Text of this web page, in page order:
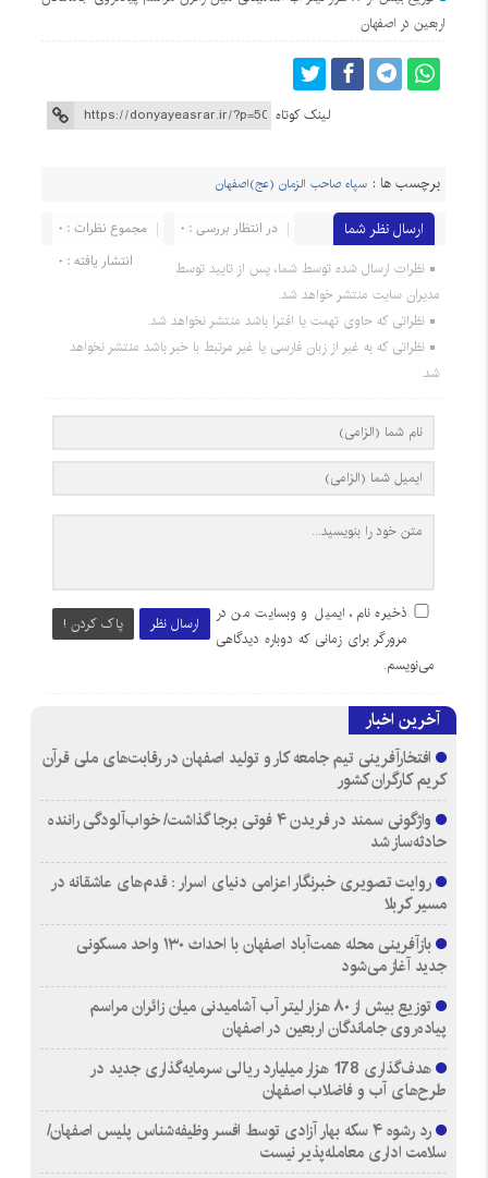
اربعین در اصفهان
لینک کوتاه
برچسب ها : سپاه صاحب الزمان (عج)اصفهان
ارسال نظر شما مجموع نظرات : 0
در انتظار بررسی : 0
انتشار یافته : 0
نظرات ارسال شده توسط شما، پس از تایید توسط
مدیران سایت منتشر خواهد شد.
نظراتی که حاوی تهمت یا افترا باشد منتشر نخواهد شد.
نظراتی که به غیر از زبان فارسی یا غیر مرتبط با خبر باشد منتشر نخواهد
شد.
ارسال نظر پاک کردن !
ذخیره نام، ایمیل و وبسایت من در
مرورگر برای زمانی که دوباره دیدگاهی
می‌نویسم.
آخرین اخبار
افتخارآفرینی تیم جامعه کار و تولید اصفهان در رقابت‌های ملی قرآن
کریم کارگران کشور
واژگونی سمند در فریدن ۴ فوتی برجا گذاشت/ خواب‌آلودگی راننده
حادثه‌ساز شد
روایت تصویری خبرنگار اعزامی دنیای اسرار : قدم‌های عاشقانه در
مسیر کربلا
بازآفرینی محله همت‌آباد اصفهان با احداث ۱۳۰ واحد مسکونی
جدید آغاز می‌شود
توزیع بیش از ۸۰ هزار لیتر آب آشامیدنی میان زائران مراسم
پیاده‌روی جاماندگان اربعین در اصفهان
هدف‌گذاری 178 هزار میلیارد ریالی سرمایه‌گذاری جدید در
طرح‌های آب و فاضلاب اصفهان
رد رشوه ۴ سکه بهار آزادی توسط افسر وظیفه‌شناس پلیس اصفهان/
سلامت اداری معامله‌پذیر نیست